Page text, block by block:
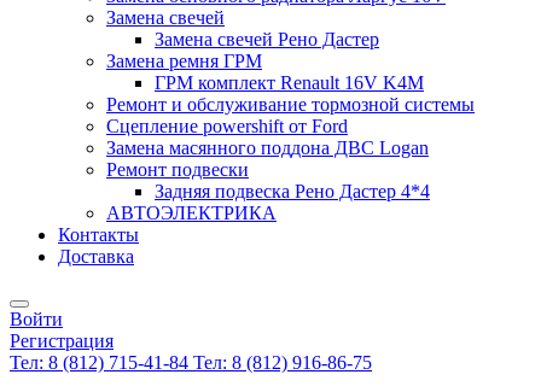
Замена свечей
Замена свечей Рено Дастер
Замена ремня ГРМ
ГРМ комплект Renault 16V K4M
Ремонт и обслуживание тормозной системы
Сцепление powershift от Ford
Замена масянного поддона ДВС Logan
Ремонт подвески
Задняя подвеска Рено Дастер 4*4
АВТОЭЛЕКТРИКА
Контакты
Доставка
Войти
Регистрация
Тел: 8 (812) 715-41-84 Тел: 8 (812) 916-86-75